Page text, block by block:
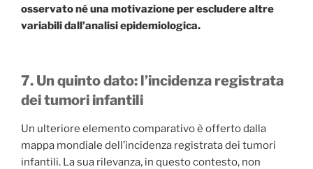
osservato né una motivazione per escludere altre
variabili dall’analisi epidemiologica.
7. Un quinto dato: l’incidenza registrata
dei tumori infantili
Un ulteriore elemento comparativo è offerto dalla
mappa mondiale dell’incidenza registrata dei tumori
infantili. La sua rilevanza, in questo contesto, non